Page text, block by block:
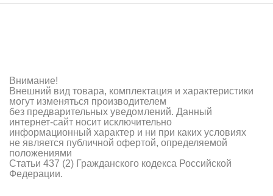
Конструкторы
Зарядные устройства и блоки питания
Двигатели
Технические жидкости
Инструмент,измерительные приборы,расходники
Внимание!
Внешний вид товара, комплектация и характеристики
могут изменяться производителем
без предварительных уведомлений. Данный
интернет-сайт носит исключительно
информационный характер и ни при каких условиях
не является публичной офертой, определяемой
положениями
Статьи 437 (2) Гражданского кодекса Российской
Федерации.